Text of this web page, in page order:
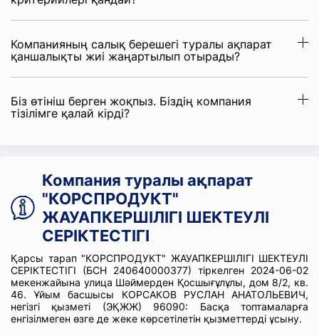
Компанияның салық берешегі туралы ақпарат
қаншалықты жиі жаңартылып отырады?
Біз өтініш берген жоқпыз. Біздің компания
тізілімге қалай кірді?
Компания туралы ақпарат
"КОРСПРОДУКТ"
ЖАУАПКЕРШІЛІГІ ШЕКТЕУЛІ
СЕРІКТЕСТІГІ
Қарсы тарап "КОРСПРОДУКТ" ЖАУАПКЕРШІЛІГІ ШЕКТЕУЛІ
СЕРІКТЕСТІГІ (БСН 240640000377) тіркелген 2024-06-02
мекенжайына улица Шәймерден Қосшығұлұлы, дом 8/2, кв.
46. Ұйым басшысы КОРСАКОВ РУСЛАН АНАТОЛЬЕВИЧ,
негізгі қызметі (ЭҚЖЖ) 96090: Басқа топтамаларға
енгізілмеген өзге де жеке көрсетілетін қызметтерді ұсыну.